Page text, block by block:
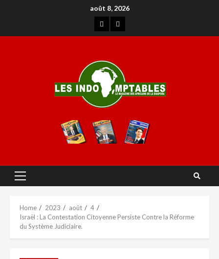
août 8, 2026
Home 2023 août
4
Israël : La Contestation Citoyenne Persiste Contre la Réforme
du Système Judiciaire.